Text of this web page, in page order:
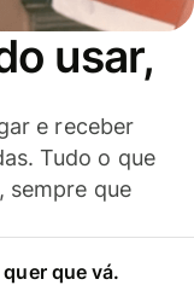
usar,
e receber
Tudo o que
sempre que
que vá.